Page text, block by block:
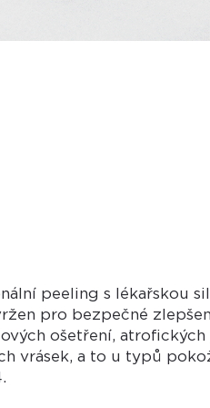
peeling s lékařskou
pro bezpečné
ošetření, atrofických
vrásek, a to u typů